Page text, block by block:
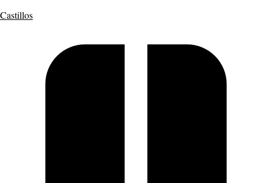
Castillos